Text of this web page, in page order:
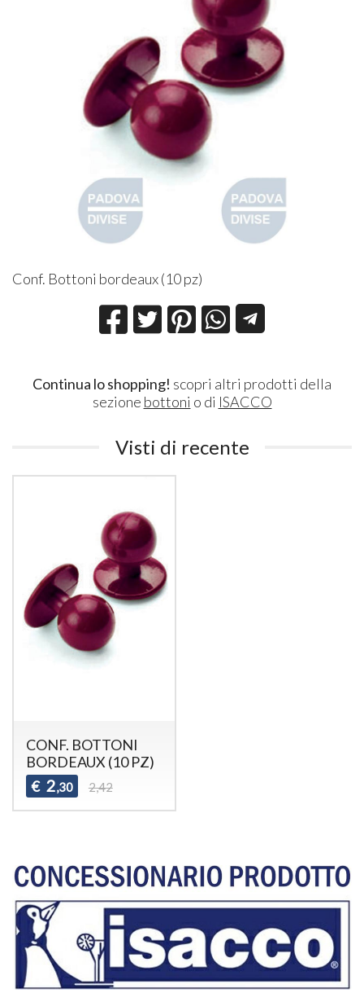
Conf. Bottoni bordeaux (10 pz)
Continua lo shopping! scopri altri prodotti della
sezione bottoni o di ISACCO
Visti di recente
CONF. BOTTONI
BORDEAUX (10 PZ)
€ 2,30 2,42